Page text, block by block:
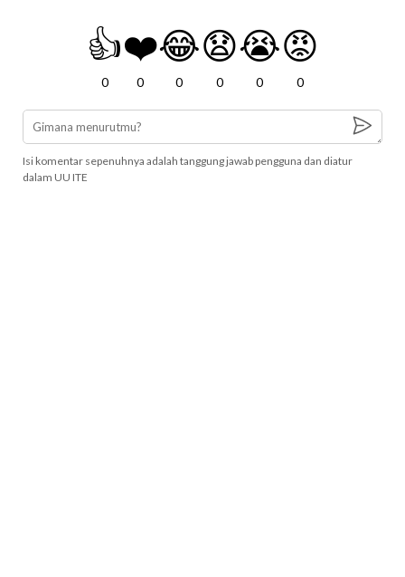
👍
0
❤️
0
😂
0
😧
0
😭
0
😡
0
Isi komentar sepenuhnya adalah tanggung jawab pengguna dan diatur
dalam UU ITE